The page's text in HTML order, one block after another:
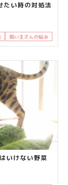
たい時の対処法
飼い主さんの悩み
いけない野菜